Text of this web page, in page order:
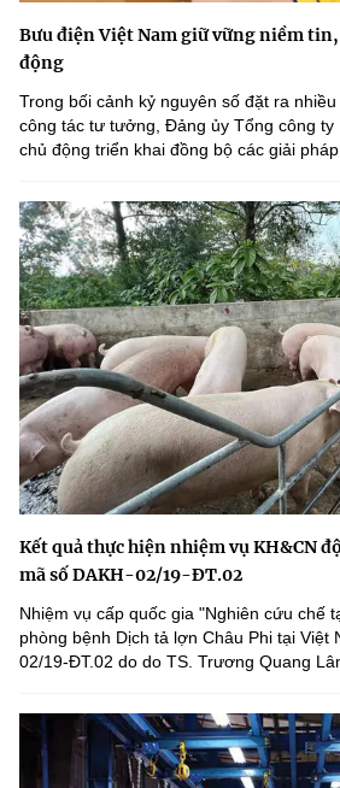
Bưu điện Việt Nam giữ vững niềm
động
Trong bối cảnh kỷ nguyên số đặt ra
công tác tư tưởng, Đảng ủy Tổng công ty
chủ động triển khai đồng bộ các giải pháp
Kết quả thực hiện nhiệm vụ KH&CN
mã số DAKH-02/19-ĐT.02
Nhiệm vụ cấp quốc gia "Nghiên cứu chế
phòng bệnh Dịch tả lợn Châu Phi tại Việt
02/19-ĐT.02 do do TS. Trương Quang